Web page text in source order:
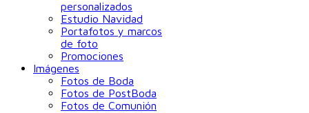
personalizados
Estudio Navidad
Portafotos y marcos
de foto
Promociones
Imágenes
Fotos de Boda
Fotos de PostBoda
Fotos de Comunión